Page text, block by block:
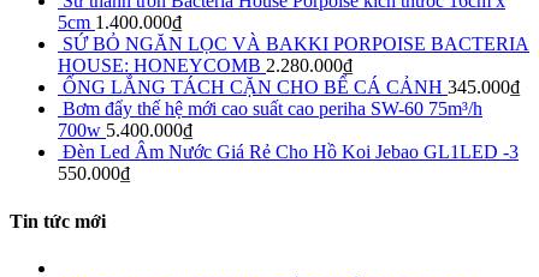
5cm 1.400.000₫
SỨ BỎ NGĂN LỌC VÀ BAKKI PORPOISE BACTERIA
HOUSE: HONEYCOMB 2.280.000₫
ỐNG LẮNG TÁCH CẶN CHO BỂ CÁ CẢNH 345.000₫
Bơm đẩy thế hệ mới cao suất cao periha SW-60 75m³/h
700w 5.400.000₫
Đèn Led Âm Nước Giá Rẻ Cho Hồ Koi Jebao GL1LED -3
550.000₫
Tin tức mới